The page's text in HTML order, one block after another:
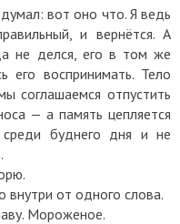
вот оно что. Я ведь
и вернётся. А
не делся, его в том же
воспринимать. Тело
соглашаемся отпустить
— а память цепляется
буднего дня и не
внутри от одного слова.
Мороженое.